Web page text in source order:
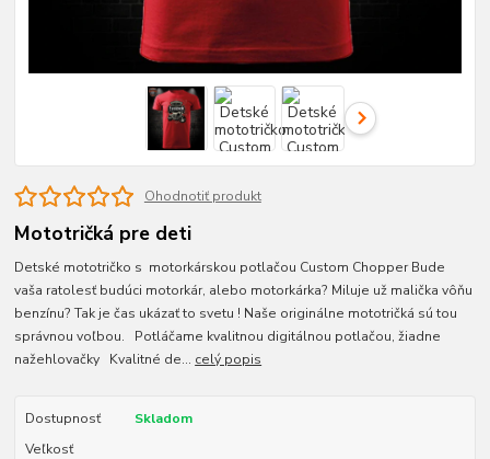
Ohodnotiť produkt
Mototričká pre deti
Detské mototričko s motorkárskou potlačou Custom Chopper Bude
vaša ratolesť budúci motorkár, alebo motorkárka? Miluje už malička vôňu
benzínu? Tak je čas ukázať to svetu ! Naše originálne mototričká sú tou
správnou voľbou. Potláčame kvalitnou digitálnou potlačou, žiadne
nažehlovačky Kvalitné de... celý popis
Dostupnosť
Skladom
Veľkosť